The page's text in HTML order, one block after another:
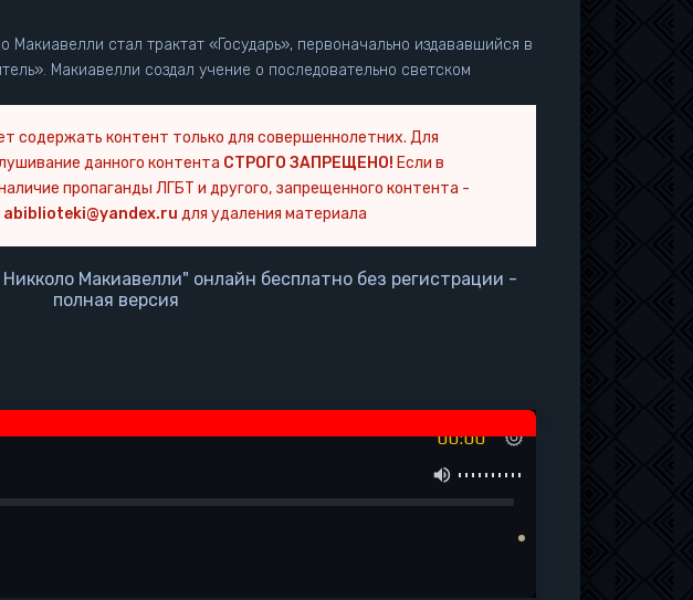
стал трактат «Государь», первоначально издававшийся в
Макиавелли создал учение о последовательно светском
содержать контент только для совершеннолетних. Для
данного контента СТРОГО ЗАПРЕЩЕНО! Если в
пропаганды ЛГБТ и другого, запрещенного контента -
abiblioteki@yandex.ru для удаления материала
Макиавелли" онлайн бесплатно без регистрации -
полная версия
00:00